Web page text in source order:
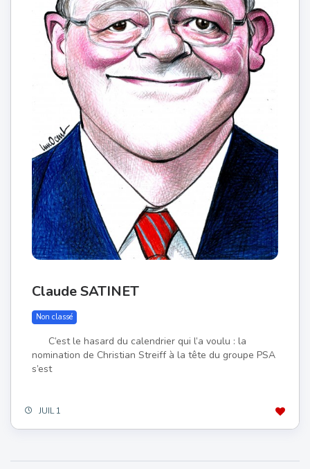
Claude SATINET
Non classé
C’est le hasard du calendrier qui l’a voulu : la
nomination de Christian Streiff à la tête du groupe PSA
s’est
JUIL 1